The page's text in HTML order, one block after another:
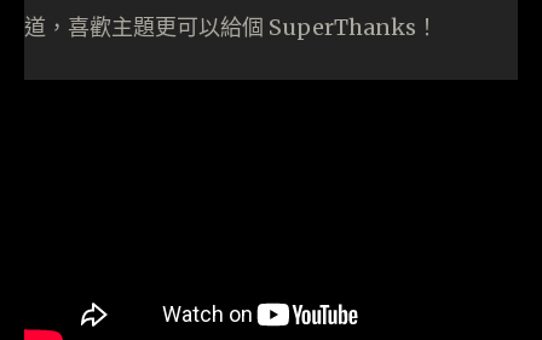
道，喜歡主題更可以給個 SuperThanks！